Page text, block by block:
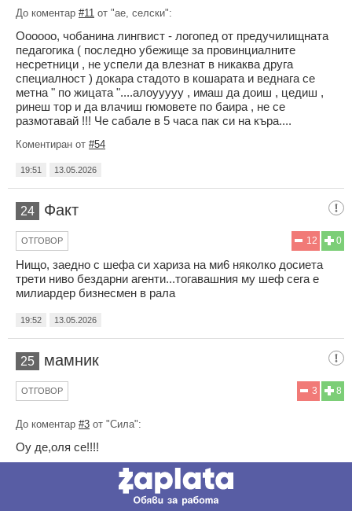
До коментар #11 от "ае, селски":
Оооооо, чобанина лингвист - логопед от предучилищната
педагогика ( последно убежище за провинциалните
несретници , не успели да влезнат в никаква друга
специалност ) докара стадото в кошарата и веднага се
метна " по жицата "....алоууууу , имаш да доиш , цедиш ,
ринеш тор и да влачиш гюмовете по баира , не се
размотавай !!! Че сабале в 5 часа пак си на къра....
Коментиран от #54
19:51 13.05.2026
24 Факт
0
12
ОТГОВОР
Нищо, заедно с шефа си хариза на ми6 няколко досиета
трети ниво бездарни агенти...тогавашния му шеф сега е
милиардер бизнесмен в рала
19:52 13.05.2026
25 мамник
8
3
ОТГОВОР
До коментар #3 от "Сила":
Оу де,оля се!!!!